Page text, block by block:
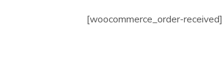
[woocommerce_order-received]